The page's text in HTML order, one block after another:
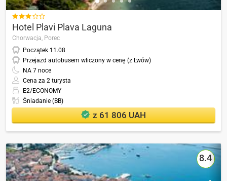

Hotel Plavi Plava Laguna
Chorwacja, Porec
Początek 11.08
Przejazd autobusem wliczony w cenę (z Lwów)
NA 7 noce
Cena za 2 turysta
E2/ECONOMY
Śniadanie (BB)
z 61 806 UAH
8.4